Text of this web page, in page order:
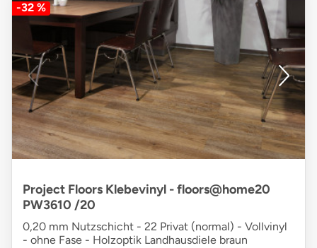
-32 %
Project Floors Klebevinyl - floors@home20
PW3610 /20
0,20 mm Nutzschicht - 22 Privat (normal) - Vollvinyl
- ohne Fase - Holzoptik Landhausdiele braun